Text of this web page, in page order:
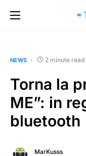
NEWS 2 minute read
Torna la
ME”: in
bluetooth
MarKusss